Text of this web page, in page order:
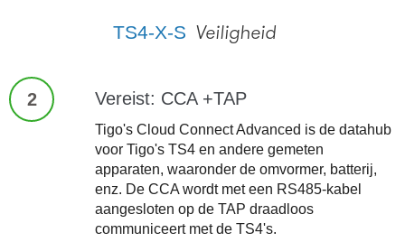
TS4-X-S Veiligheid
2 Vereist: CCA +TAP
Tigo's Cloud Connect Advanced is de datahub
voor Tigo's TS4 en andere gemeten
apparaten, waaronder de omvormer, batterij,
enz. De CCA wordt met een RS485-kabel
aangesloten op de TAP draadloos
communiceert met de TS4's.